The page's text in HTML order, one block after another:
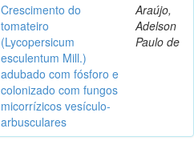
Crescimento do
tomateiro
(Lycopersicum
esculentum Mill.)
adubado com fósforo e
colonizado com fungos
micorrízicos vesículo-
arbusculares
Araújo,
Adelson
Paulo de